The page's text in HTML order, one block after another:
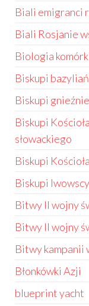
Biali emigranci
Biali Rosjanie
Biologia
Biskupi
Biskupi
Biskupi
słowackiego
Biskupi
Biskupi
Bitwy II wojny
Bitwy II wojny
Bitwy kampanii
Błonkówki Azji
blueprint yacht